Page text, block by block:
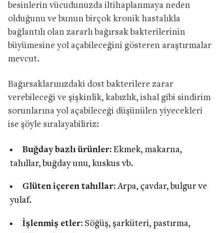
besinlerin vücudunuzda iltihaplanmaya neden
olduğunu ve bunun birçok kronik hastalıkla
bağlantılı olan zararlı bağırsak bakterilerinin
büyümesine yol açabileceğini gösteren araştırmalar
mevcut.
Bağırsaklarınızdaki dost bakterilere zarar
verebileceği ve şişkinlik, kabızlık, ishal gibi sindirim
sorunlarına yol açabileceği düşünülen yiyecekleri
ise şöyle sıralayabiliriz:
Buğday bazlı ürünler:Ekmek, makarna,
tahıllar, buğday unu, kuskus vb.
Glüten içeren tahıllar:Arpa, çavdar, bulgur ve
yulaf.
İşlenmiş etler:Söğüş, şarküteri, pastırma,